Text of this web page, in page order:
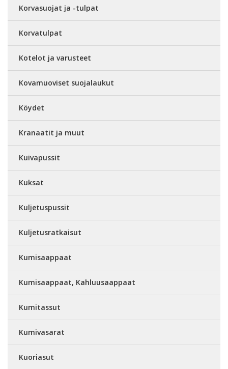
Korvasuojat ja -tulpat
Korvatulpat
Kotelot ja varusteet
Kovamuoviset suojalaukut
Köydet
Kranaatit ja muut
Kuivapussit
Kuksat
Kuljetuspussit
Kuljetusratkaisut
Kumisaappaat
Kumisaappaat, Kahluusaappaat
Kumitassut
Kumivasarat
Kuoriasut